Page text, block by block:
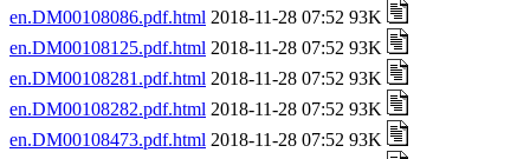
en.DM00108086.pdf.html 2018-11-28 07:52 93K
en.DM00108125.pdf.html 2018-11-28 07:52 93K
en.DM00108281.pdf.html 2018-11-28 07:52 93K
en.DM00108282.pdf.html 2018-11-28 07:52 93K
en.DM00108473.pdf.html 2018-11-28 07:52 93K